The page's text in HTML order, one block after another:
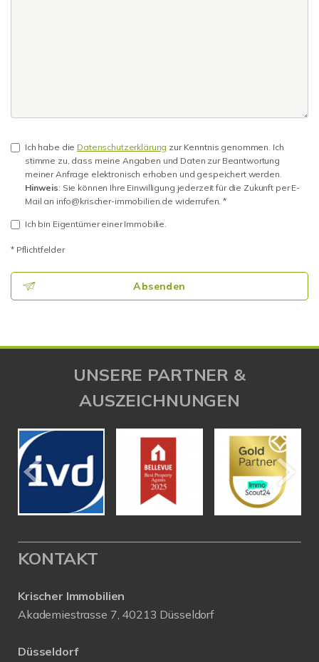
Ich habe die Datenschutzerklärung zur Kenntnis genommen. Ich
stimme zu, dass meine Angaben und Daten zur Beantwortung
meiner Anfrage elektronisch erhoben und gespeichert werden.
Hinweis: Sie können Ihre Einwilligung jederzeit für die Zukunft per E-
Mail an info@krischer-immobilien.de widerrufen. *
Ich bin Eigentümer einer Immobilie.
* Pflichtfelder
Absenden
UNSERE PARTNER &
AUSZEICHNUNGEN
KONTAKT
Krischer Immobilien
Akademiestrasse 7, 40213 Düsseldorf
Düsseldorf